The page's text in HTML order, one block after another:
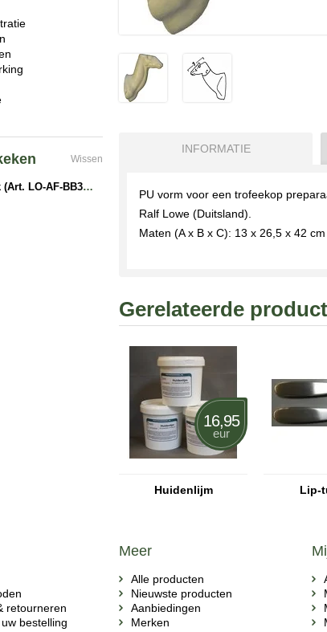
INFORMATIE
PU vorm voor een trofeekop
Ralf Lowe (Duitsland).
Maten (A x B x C): 13 x 26,5 x 42 cm
Gerelateerde
16,95
eur
Huidenlijm Lip-
Wissen
Bosbok (Art. LO-AF-BB3-R)
retourneren
bestelling
Meer
Alle producten
Nieuwste producten
Aanbiedingen
Merken